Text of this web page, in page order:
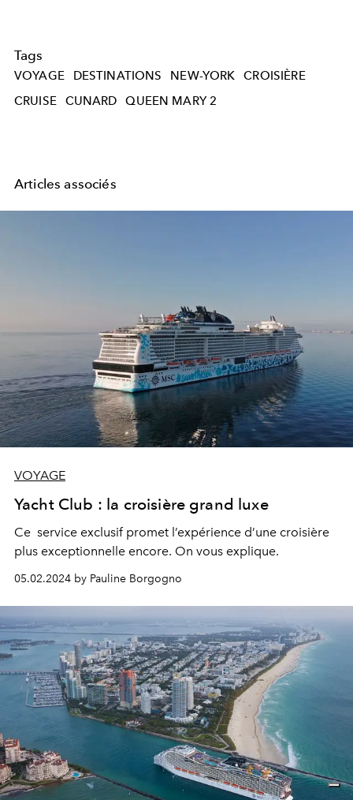
Tags
VOYAGE DESTINATIONS NEW-YORK
CROISIÈRE
CRUISE
CUNARD QUEEN MARY 2
Articles associés
VOYAGE
Yacht Club : la croisière grand luxe
Ce service exclusif promet l’expérience d’une croisière
plus exceptionnelle encore. On vous explique.
05.02.2024 by Pauline Borgogno